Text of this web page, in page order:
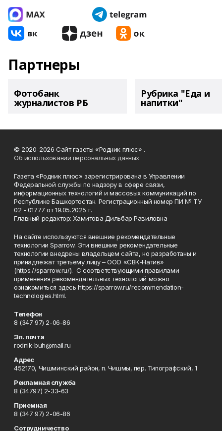
Партнеры
Фотобанк
журналистов РБ
Рубрика "Еда и
напитки"
© 2020-2026 Сайт газеты «Родник плюс» .
Об использовании персональных данных
Газета «Родник плюс» зарегистрирована в Управлении
Федеральной службы по надзору в сфере связи,
информационных технологий и массовых коммуникаций по
Республике Башкортостан. Регистрационный номер ПИ № ТУ
02 - 01777 от 19.05.2025 г.
Главный редактор: Хамитова Дильбар Равиловна
На сайте используются внешние рекомендательные
технологии Sparrow. Эти внешние рекомендательные
технологии внедрены владельцем сайта, но разработаны и
принадлежат третьему лицу – ООО «СВК-Натив»
(https://sparrow.ru/). С соответствующими правилами
применения рекомендательных технологий можно
ознакомиться здесь https://sparrow.ru/recommendation-
technologies.html.
Телефон
8 (347 97) 2-06-86
Эл. почта
rodnik-buh@mail.ru
Адрес
452170, Чишминский район, п. Чишмы, пер. Типографский, 1
Рекламная служба
8 (34797) 2-33-63
Приемная
8 (347 97) 2-06-86
Сотрудничество